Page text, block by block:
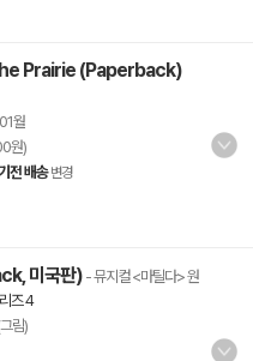
Prairie (Paperback)
월
원)
전 배송 변경
미국판) - 뮤지컬 <마틸다> 원
즈 4
림)